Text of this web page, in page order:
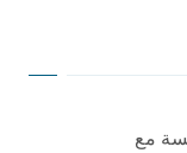
مع